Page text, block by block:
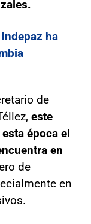
ha
de
este
época el
en
de
en